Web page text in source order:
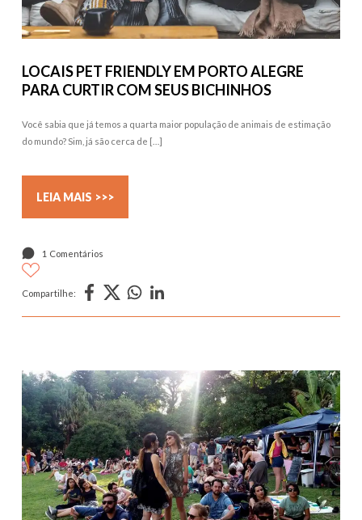
LOCAIS PET FRIENDLY EM PORTO ALEGRE
PARA CURTIR COM SEUS BICHINHOS
Você sabia que já temos a quarta maior população de animais de estimação
do mundo? Sim, já são cerca de […]
LEIA MAIS >>>
1 Comentários
Compartilhe: